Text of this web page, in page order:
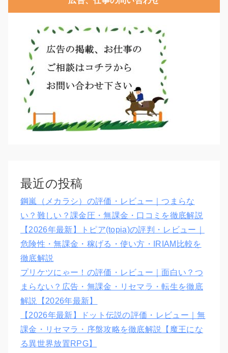
最近の投稿
鋼嵐（メカラシ）の評価・レビュー｜つまらな
い？難しい？課金圧・無課金・口コミを徹底解説
【2026年最新】トピア(topia)の評判・レビュー｜
危険性・無課金・稼げる・使い方・IRIAM比較を
徹底解説
プリケツにゃー！の評価・レビュー｜面白い？つ
まらない？広告・無課金・リセマラ・転生を徹底
解説【2026年最新】
【2026年最新】ドット伝説の評価・レビュー｜無
課金・リセマラ・序盤攻略を徹底解説【魔王にな
る異世界放置RPG】